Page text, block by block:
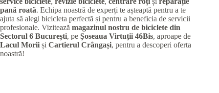
pană roată. Echipa noastră de experți te așteaptă pentru a te
ajuta să alegi bicicleta perfectă și pentru a beneficia de servicii
profesionale. Vizitează magazinul nostru de biciclete din
Sectorul 6 București, pe Șoseaua Virtuții 46Bis, aproape de
Lacul Morii și Cartierul Crângași, pentru a descoperi oferta
noastră!